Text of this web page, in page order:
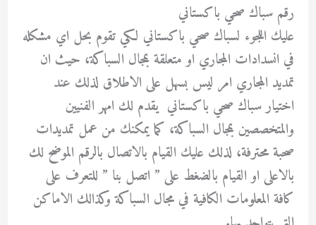
رقم سباك صحي باكستاني
عليك اللجوء لسباك صحي باكستاني لكي تقوم بحل اي مشكله
في انسدادات المجاري او متعلقة بمجال السباكة، حيث ان
تمديد المجاري امر ليس بسهل على الاطلاق لذلك عند
اختيار سباك صحي باكستاني يقدم لك امهر الفنيين
والمتخصصين بمجال السباكة، كما يمكنك من عمل تمديدات
صحبة محترفة، لذلك عليك القيام بالاتصال بالرقم الموضح لك
بالاعلى او القيام بالضغط على ” اتصل بنا ” للتعرف على
كافة المعلومات الكافية في مجال السباكة وكذالك الاماكن